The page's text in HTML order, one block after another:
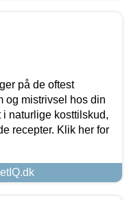
på de oftest
og mistrivsel hos din
naturlige kosttilskud,
recepter. Klik her for